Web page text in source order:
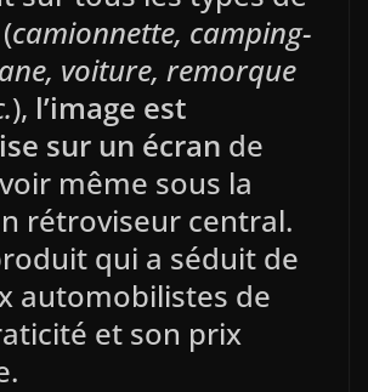
camionnette, camping-
voiture, remorque
), l’image est
sur un écran de
même sous la
rétroviseur central.
qui a séduit de
automobilistes de
et son prix